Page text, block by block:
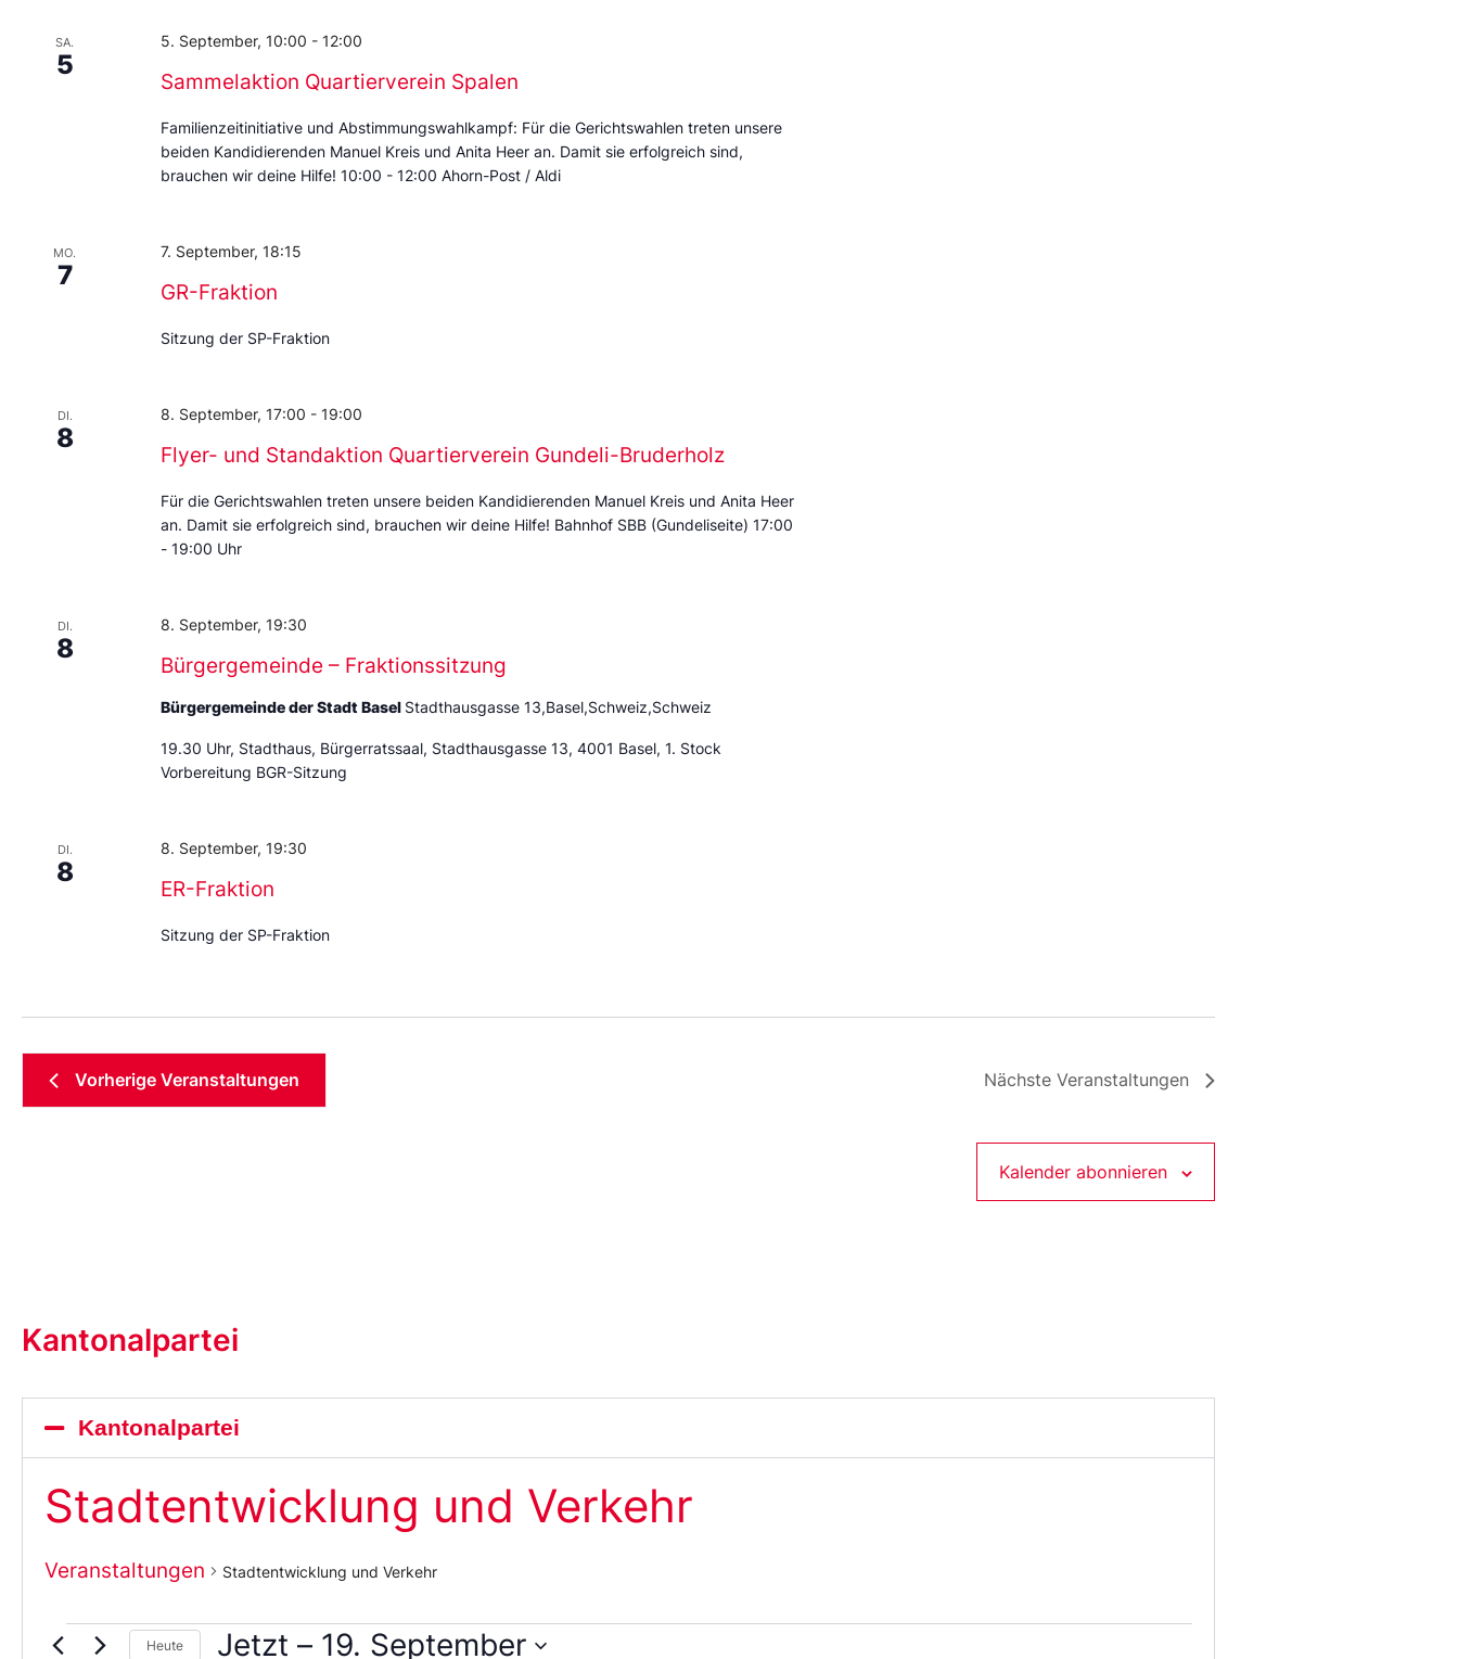
SA.
5
Sammelaktion Quartierverein Spalen
5. September, 10:00 - 12:00
Familienzeitinitiative und Abstimmungswahlkampf: Für die Gerichtswahlen treten unsere
beiden Kandidierenden Manuel Kreis und Anita Heer an. Damit sie erfolgreich sind,
brauchen wir deine Hilfe! 10:00 - 12:00 Ahorn-Post / Aldi
MO.
7
GR-Fraktion
7. September, 18:15
Sitzung der SP-Fraktion
DI.
8
Flyer- und Standaktion Quartierverein Gundeli-Bruderholz
8. September, 17:00 - 19:00
Für die Gerichtswahlen treten unsere beiden Kandidierenden Manuel Kreis und Anita Heer
an. Damit sie erfolgreich sind, brauchen wir deine Hilfe! Bahnhof SBB (Gundeliseite) 17:00
- 19:00 Uhr
DI.
8
Bürgergemeinde – Fraktionssitzung
8. September, 19:30
Bürgergemeinde der Stadt Basel Stadthausgasse 13,Basel,Schweiz,Schweiz
19.30 Uhr, Stadthaus, Bürgerratssaal, Stadthausgasse 13, 4001 Basel, 1. Stock
Vorbereitung BGR-Sitzung
DI.
8
ER-Fraktion
8. September, 19:30
Sitzung der SP-Fraktion
Vorherige Veranstaltungen Nächste Veranstaltungen
Kalender abonnieren
Kantonalpartei
Kantonalpartei
Stadtentwicklung und Verkehr
Veranstaltungen Stadtentwicklung und Verkehr
Heute Jetzt – 19. September